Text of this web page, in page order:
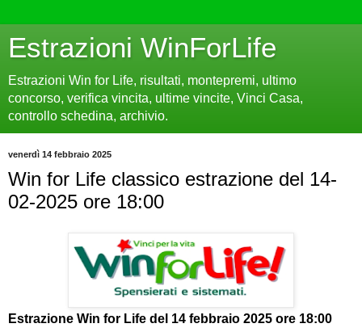
Estrazioni WinForLife
Estrazioni Win for Life, risultati, montepremi, ultimo
concorso, verifica vincita, ultime vincite, Vinci Casa,
controllo schedina, archivio.
venerdì 14 febbraio 2025
Win for Life classico estrazione del 14-
02-2025 ore 18:00
Estrazione Win for Life del 14 febbraio 2025 ore 18:00